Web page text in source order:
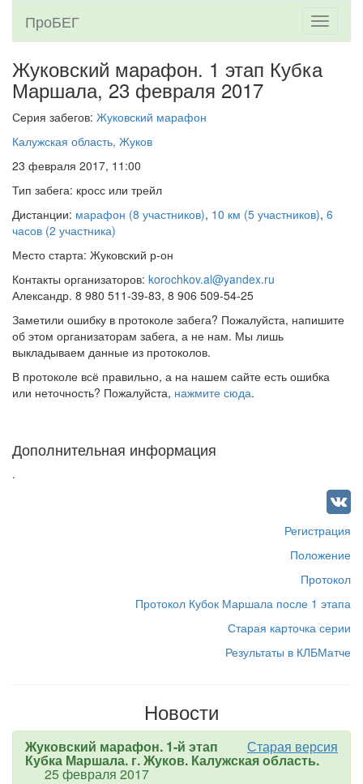
Toggle
ПроБЕГ
Жуковский марафон. 1 этап Кубка
Маршала, 23 февраля 2017
Серия забегов: Жуковский марафон
Калужская область, Жуков
23 февраля 2017, 11:00
Тип забега: кросс или трейл
Дистанции: марафон (8 участников), 10 км (5 участников), 6
часов (2 участника)
Место старта: Жуковский р-он
Контакты организаторов: korochkov.al@yandex.ru
Александр. 8 980 511-39-83, 8 906 509-54-25
Заметили ошибку в протоколе забега? Пожалуйста, напишите
об этом организаторам забега, а не нам. Мы лишь
выкладываем данные из протоколов.
В протоколе всё правильно, а на нашем сайте есть ошибка
или неточность? Пожалуйста, нажмите сюда.
Дополнительная информация
.
Регистрация
Положение
Протокол
Протокол Кубок Маршала после 1 этапа
Старая карточка серии
Результаты в КЛБМатче
Новости
Старая версия
Жуковский марафон. 1-й этап
Кубка Маршала. г. Жуков. Калужская область.
25 февраля 2017